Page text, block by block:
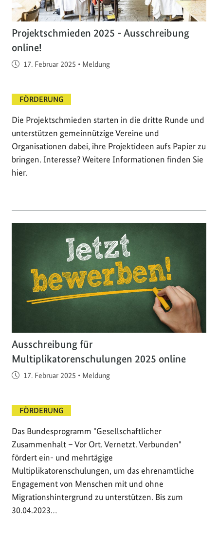
Projektschmieden 2025 - Ausschreibung
online!
Veröffentlicht am
17. Februar 2025 • Meldung
FÖRDERUNG
Die Projektschmieden starten in die dritte Runde und
unterstützen gemeinnützige Vereine und
Organisationen dabei, ihre Projektideen aufs Papier zu
bringen. Interesse? Weitere Informationen finden Sie
hier.
Ausschreibung für
Multiplikatorenschulungen 2025 online
Veröffentlicht am
17. Februar 2025 • Meldung
FÖRDERUNG
Das Bundesprogramm "Gesellschaftlicher
Zusammenhalt – Vor Ort. Vernetzt. Verbunden"
fördert ein- und mehrtägige
Multiplikatorenschulungen, um das ehrenamtliche
Engagement von Menschen mit und ohne
Migrationshintergrund zu unterstützen. Bis zum
30.04.2023…